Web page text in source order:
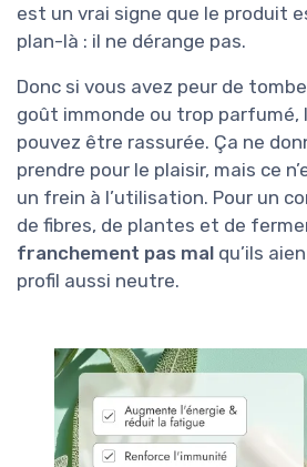
est un vrai signe que le produit
plan-là : il ne dérange pas.
Donc si vous avez peur de
goût immonde ou trop parfumé,
pouvez être rassurée. Ça ne
prendre pour le plaisir, mais ce
un frein à l’utilisation. Pour un
de fibres, de plantes et de
franchement pas mal qu’ils
profil aussi neutre.